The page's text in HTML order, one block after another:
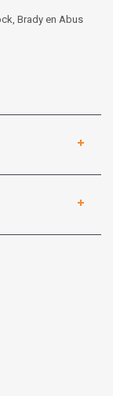
Brady en Abus